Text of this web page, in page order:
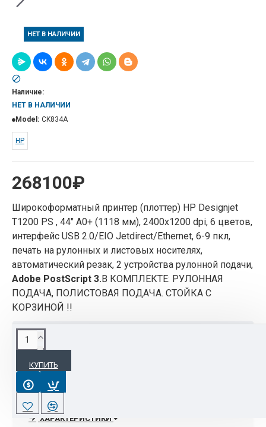
НЕТ В НАЛИЧИИ
268100₽
Наличие:
НЕТ В НАЛИЧИИ
Model: CK834A
HP
Широкоформатный принтер (плоттер) HP Designjet
T1200 PS , 44" А0+ (1118 мм), 2400х1200 dpi, 6 цветов,
интерфейс USB 2.0/EIO Jetdirect/Ethernet, 6-9 пкл,
печать на рулонных и листовых носителях,
автоматический резак, 2 устройства рулонной подачи,
Adobe PostScript 3.В КОМПЛЕКТЕ: РУЛОННАЯ
ПОДАЧА, ПОЛИСТОВАЯ ПОДАЧА. СТОЙКА С
КОРЗИНОЙ !!
КУПИТЬ
ОПИСАНИЕ
Широкоформатный принтер (плоттер) HP
Designjet T1200 PS CK834A, 44" А0+ (1118 мм),
2400х1200 dpi, 6 цветов, интерфейс USB 2.0/EIO
Jetdirect/Ethernet, 6-9 пкл, печать на рулонных и
ХАРАКТЕРИСТИКИ